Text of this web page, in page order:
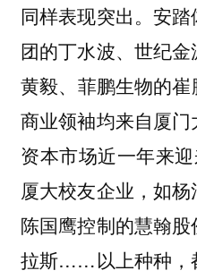
同样表现突出。安
团的丁水波、世纪
黄毅、菲鹏生物的
商业领袖均来自厦门
资本市场近一年来
厦大校友企业，如杨
陈国鹰控制的慧翰
拉斯……以上种种，